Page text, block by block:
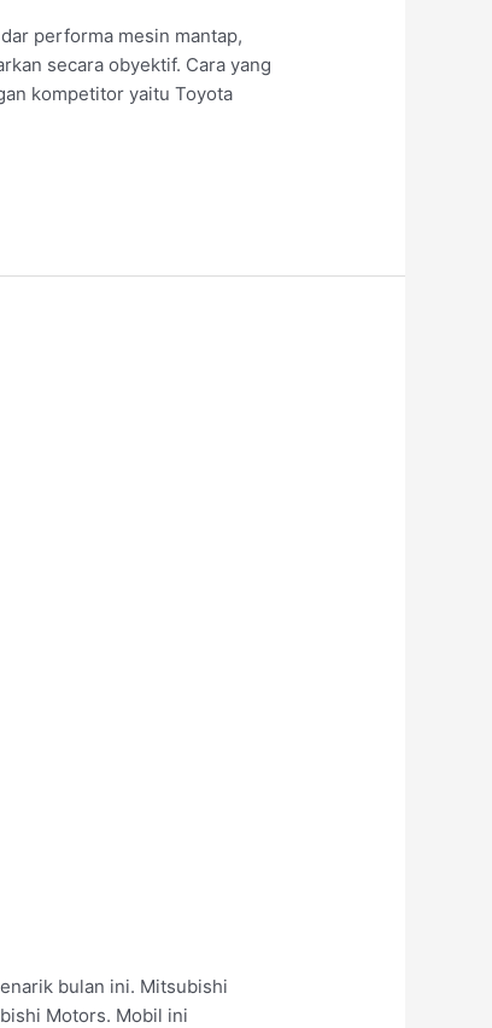
performa mesin mantap,
secara obyektif. Cara yang
kompetitor yaitu Toyota
bulan ini. Mitsubishi
Motors. Mobil ini